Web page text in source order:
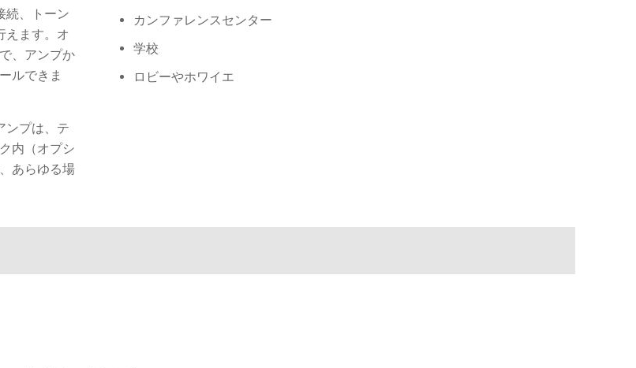
続、トーン
えます。オ
、アンプか
ルできま
ンプは、テ
内（オプシ
あらゆる場
カンファレンスセンター
学校
ロビーやホワイエ